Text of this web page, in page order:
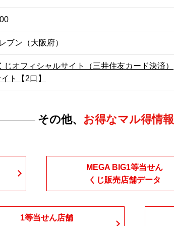
ブン（大阪府）
じオフィシャルサイト（三井住友カード決済）
ト【2口】
その他、 お得なマル得情報
MEGA BIG1等当せん
くじ販売店舗データ
1等当せん店舗